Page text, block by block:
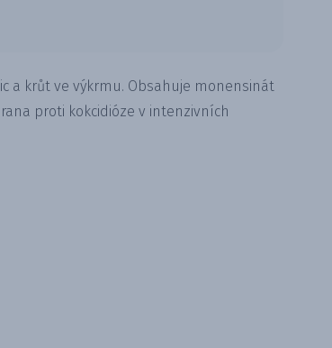
a krůt ve výkrmu. Obsahuje monensinát
proti kokcidióze v intenzivních